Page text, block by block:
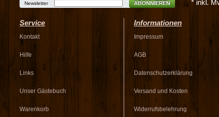
Newsletter ABONNIEREN * inkl.
Service
Kontakt
Hilfe
Links
Unser Gästebuch
Warenkorb
Informationen
Impressum
AGB
Datenschutzerklärung
Versand und Kosten
Widerrufsbelehrung